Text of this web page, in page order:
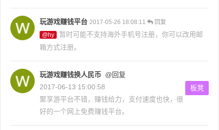
玩游戏赚钱平台 2017-05-26 18:08:11
回复
@hy
暂时可能不支持海外手机号注册，你可以改用邮
箱方式注册。
玩游戏赚钱换人民币
@回复
2017-06-13 15:00:58
板凳
聚享游平台不错，赚钱给力，支付速度也快，很
好的一个网上免费赚钱平台。